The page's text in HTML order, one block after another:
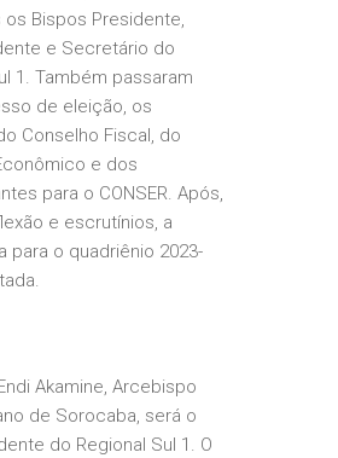
Bispos Presidente,
e Secretário do
1. Também passaram
de eleição, os
Conselho Fiscal, do
e dos
para o CONSER. Após,
e escrutínios, a
para o quadriênio 2023-
Akamine, Arcebispo
de Sorocaba, será o
do Regional Sul 1. O